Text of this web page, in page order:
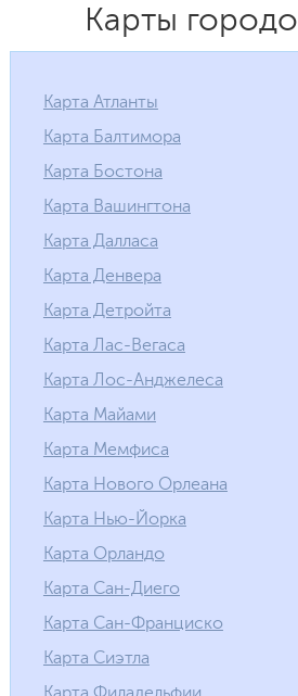
Карты
Карта Атланты
Карта Балтимора
Карта Бостона
Карта Вашингтона
Карта Далласа
Карта Денвера
Карта Детройта
Карта Лас-Вегаса
Карта Лос-Анджелеса
Карта Майами
Карта Мемфиса
Карта Нового Орлеана
Карта Нью-Йорка
Карта Орландо
Карта Сан-Диего
Карта Сан-Франциско
Карта Сиэтла